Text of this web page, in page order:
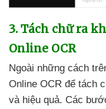
3. Tách chữ ra
Online OCR
Ngoài những cách
Online OCR để tách
và hiệu quả. Các